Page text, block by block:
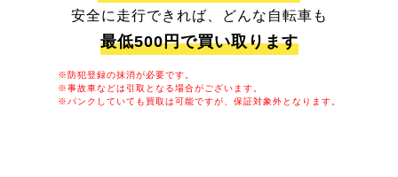
安全に走行できれば、どんな自転車も
最低500円で買い取ります
※防犯登録の抹消が必要です。
※事故車などは引取となる場合がございます。
※パンクしていても買取は可能ですが、保証対象外となります。